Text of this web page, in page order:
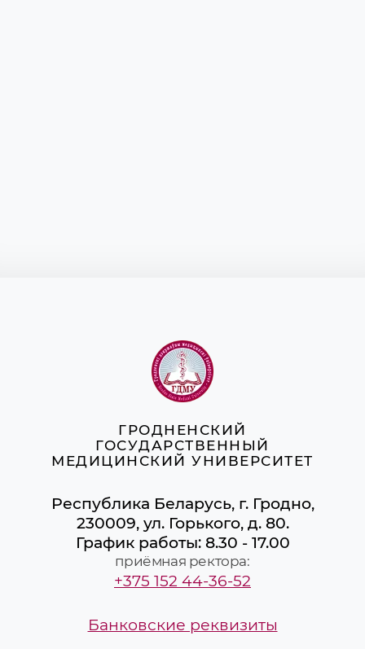
ГРОДНЕНСКИЙ
ГОСУДАРСТВЕННЫЙ
МЕДИЦИНСКИЙ УНИВЕРСИТЕТ
Республика Беларусь, г. Гродно,
230009, ул. Горького, д. 80.
График работы: 8.30 - 17.00
приёмная ректора:
+375 152 44-36-52
Банковские реквизиты